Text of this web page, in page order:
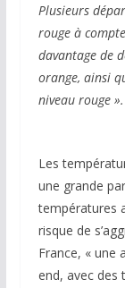
Plusieurs
rouge à
davantage de
orange, ainsi
niveau rouge ».
Les
une grande
températures
risque de
France, « une
end, avec des